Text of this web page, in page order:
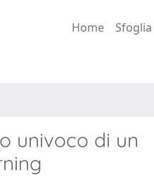
Home Sfoglia
univoco di un